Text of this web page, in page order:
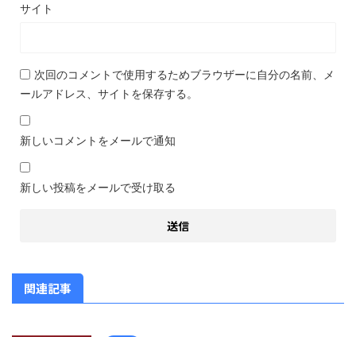
サイト
次回のコメントで使用するためブラウザーに自分の名前、メ
ールアドレス、サイトを保存する。
新しいコメントをメールで通知
新しい投稿をメールで受け取る
関連記事